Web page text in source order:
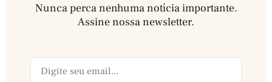
Nunca perca nenhuma notícia importante.
Assine nossa newsletter.​